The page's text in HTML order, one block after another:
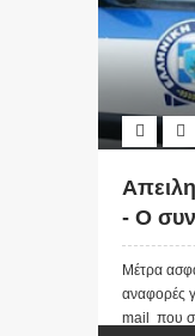
- Ο
ότι θα
και
Μέτρα
αναφορές
mail που